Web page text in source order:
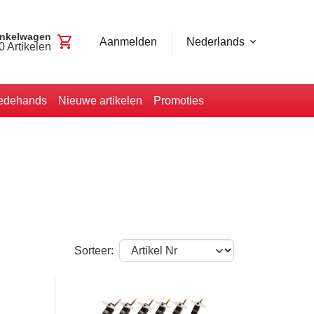
Artikelen shopping_cart Aanmelden Nederlands
Nieuwe artikelen Promoties
Sorteer: